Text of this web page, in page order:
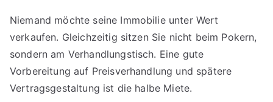
Niemand möchte seine Immobilie unter Wert
verkaufen. Gleichzeitig sitzen Sie nicht beim Pokern,
sondern am Verhandlungstisch. Eine gute
Vorbereitung auf Preisverhandlung und spätere
Vertragsgestaltung ist die halbe Miete.